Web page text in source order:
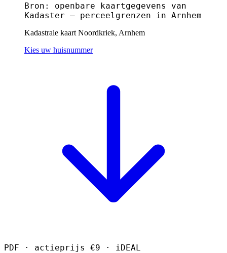
Bron: openbare kaartgegevens van
Kadaster — perceelgrenzen in Arnhem
Kadastrale kaart Noordkriek, Arnhem
Kies uw huisnummer
PDF · actieprijs €9 · iDEAL